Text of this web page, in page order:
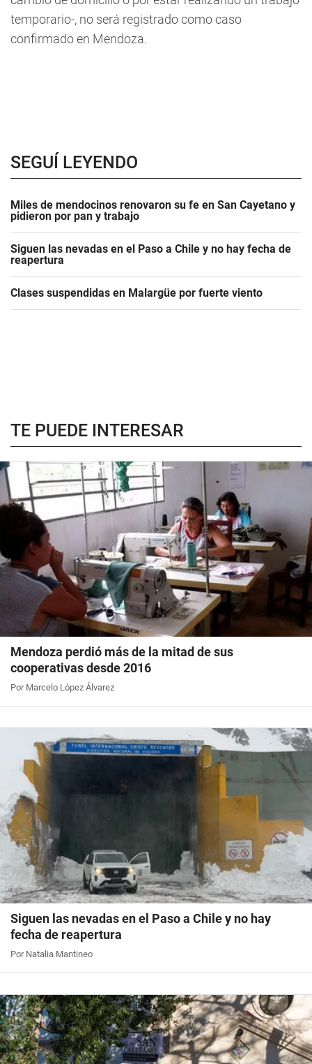
temporario-, no será registrado como caso
confirmado en Mendoza.
SEGUÍ LEYENDO
Miles de mendocinos renovaron su fe en San Cayetano y
pidieron por pan y trabajo
Siguen las nevadas en el Paso a Chile y no hay fecha de
reapertura
Clases suspendidas en Malargüe por fuerte viento
TE PUEDE INTERESAR
Mendoza perdió más de la mitad de sus
cooperativas desde 2016
Por Marcelo López Álvarez
Siguen las nevadas en el Paso a Chile y no hay
fecha de reapertura
Por Natalia Mantineo